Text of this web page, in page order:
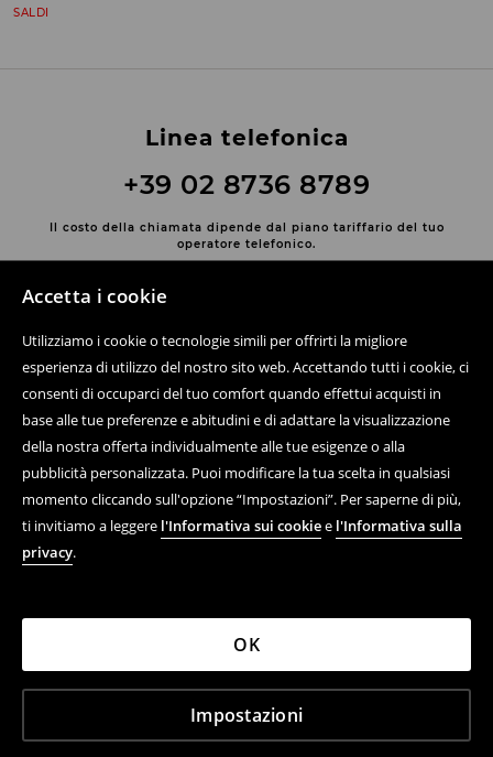
Accetta i cookie
Utilizziamo i cookie o tecnologie simili per offrirti la migliore
esperienza di utilizzo del nostro sito web. Accettando tutti i cookie, ci
consenti di occuparci del tuo comfort quando effettui acquisti in
base alle tue preferenze e abitudini e di adattare la visualizzazione
della nostra offerta individualmente alle tue esigenze o alla
pubblicità personalizzata. Puoi modificare la tua scelta in qualsiasi
momento cliccando sull'opzione “Impostazioni”. Per saperne di più,
ti invitiamo a leggere l'Informativa sui cookiee l'Informativa sulla
privacy.
Impostazioni
OK
SALDI
Linea telefonica
+39 02 8736 8789
Il costo della chiamata dipende dal piano tariffario del tuo
operatore telefonico.
Scopri di più su House
Aiuto e contatto
Acquisto online di prodotti
Regolamenti
LPP ITALY S.R.L. C.F., 12462180964, VIA STILICONE 20,
20154 MILANO (MI)